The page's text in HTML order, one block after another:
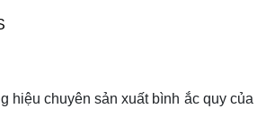
hiệu chuyên sản xuất bình ắc quy của